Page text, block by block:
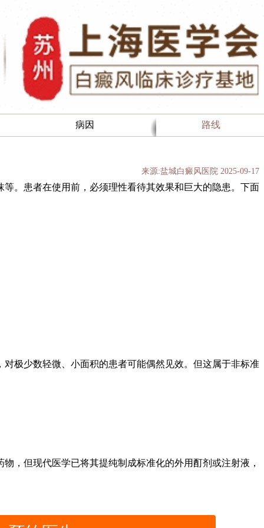
病因 路线
来源:盐城白癜风医院 2025-09-17
。患者在使用前，必须理性看待其效果和巨大的隐患。下面
极少数轻微、小面积的患者可能偶然见效。但这属于非标准
但现代医学已将其提纯制成标准化的外用酊剂或注射液，